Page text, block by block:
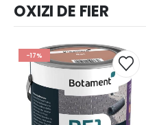
OXIZI DE FIER
-17%